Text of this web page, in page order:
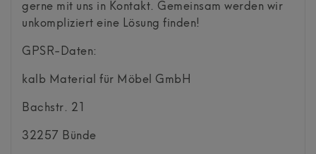
gerne mit uns in Kontakt. Gemeinsam werden wir
unkompliziert eine Lösung finden!
GPSR-Daten:
kalb Material für Möbel GmbH
Bachstr. 21
32257 Bünde